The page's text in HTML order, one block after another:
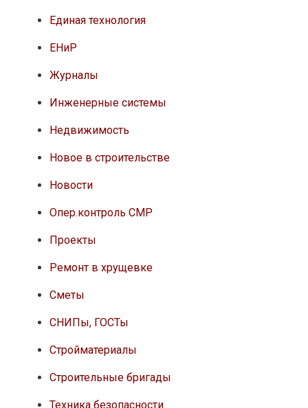
Единая технология
ЕНиР
Журналы
Инженерные системы
Недвижимость
Новое в строительстве
Новости
Опер.контроль СМР
Проекты
Ремонт в хрущевке
Сметы
СНИПы, ГОСТы
Стройматериалы
Строительные бригады
Техника безопасности